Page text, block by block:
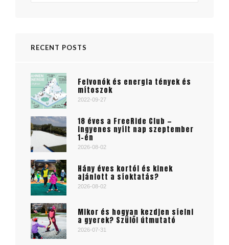
RECENT POSTS
Felvonók és energia tények és
mítoszok
2022-09-27
18 éves a FreeRide Club —
ingyenes nyílt nap szeptember
1-én
2026-08-02
Hány éves kortól és kinek
ajánlott a síoktatás?
2026-08-02
Mikor és hogyan kezdjen síelni
a gyerek? Szülői útmutató
2026-07-31